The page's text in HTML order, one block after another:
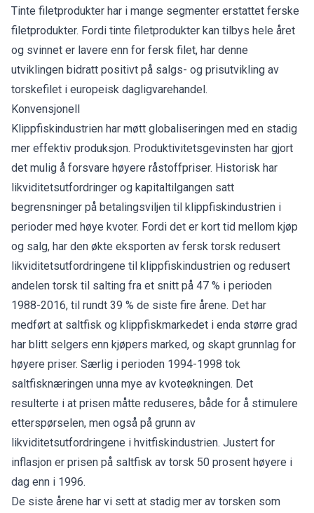
Tinte filetprodukter har i mange segmenter erstattet ferske
filetprodukter. Fordi tinte filetprodukter kan tilbys hele året
og svinnet er lavere enn for fersk filet, har denne
utviklingen bidratt positivt på salgs- og prisutvikling av
torskefilet i europeisk dagligvarehandel.
Konvensjonell
Klippfiskindustrien har møtt globaliseringen med en stadig
mer effektiv produksjon. Produktivitetsgevinsten har gjort
det mulig å forsvare høyere råstoffpriser. Historisk har
likviditetsutfordringer og kapitaltilgangen satt
begrensninger på betalingsviljen til klippfiskindustrien i
perioder med høye kvoter. Fordi det er kort tid mellom kjøp
og salg, har den økte eksporten av fersk torsk redusert
likviditetsutfordringene til klippfiskindustrien og redusert
andelen torsk til salting fra et snitt på 47 % i perioden
1988-2016, til rundt 39 % de siste fire årene. Det har
medført at saltfisk og klippfiskmarkedet i enda større grad
har blitt selgers enn kjøpers marked, og skapt grunnlag for
høyere priser. Særlig i perioden 1994-1998 tok
saltfisknæringen unna mye av kvoteøkningen. Det
resulterte i at prisen måtte reduseres, både for å stimulere
etterspørselen, men også på grunn av
likviditetsutfordringene i hvitfiskindustrien. Justert for
inflasjon er prisen på saltfisk av torsk 50 prosent høyere i
dag enn i 1996.
De siste årene har vi sett at stadig mer av torsken som